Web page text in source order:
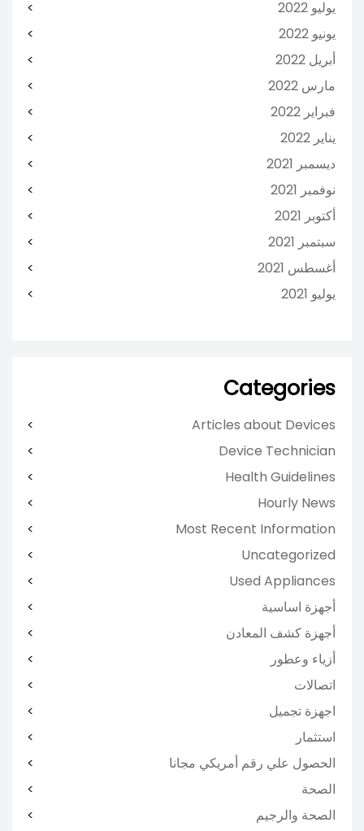
يوليو 2022
يونيو 2022
أبريل 2022
مارس 2022
فبراير 2022
يناير 2022
ديسمبر 2021
نوفمبر 2021
أكتوبر 2021
سبتمبر 2021
أغسطس 2021
يوليو 2021
Categories
Articles about Devices
Device Technician
Health Guidelines
Hourly News
Most Recent Information
Uncategorized
Used Appliances
أجهزة اساسية
أجهزة كشف المعادن
أزياء وعطور
اتصالات
اجهزة تجميل
استثمار
الحصول علي رقم أمريكي مجانا
الصحة
الصحة والرجيم